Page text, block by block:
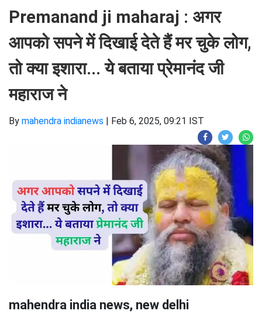
Premanand ji maharaj : अगर
आपको सपने में दिखाई देते हैं मर चुके लोग,
तो क्या इशारा... ये बताया प्रेमानंद जी
महाराज ने
By mahendra indianews | Feb 6, 2025, 09:21 IST
mahendra india news, new delhi